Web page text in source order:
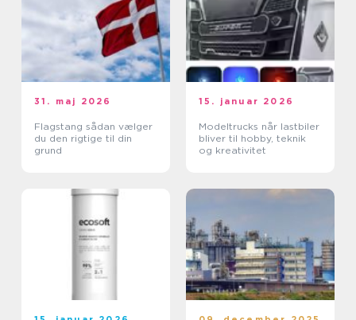
31. maj 2026
Flagstang sådan vælger
du den rigtige til din
grund
15. januar 2026
Modeltrucks når lastbiler
bliver til hobby, teknik
og kreativitet